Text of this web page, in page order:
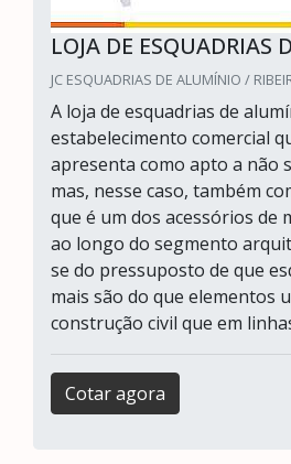
LOJA DE ESQUADRIAS
JC ESQUADRIAS DE ALUMÍNIO /
A loja de esquadrias de
estabelecimento comercial
apresenta como apto a não
mas, nesse caso, também
que é um dos acessórios de
ao longo do segmento
se do pressuposto de que
mais são do que elementos
construção civil que em
Cotar agora